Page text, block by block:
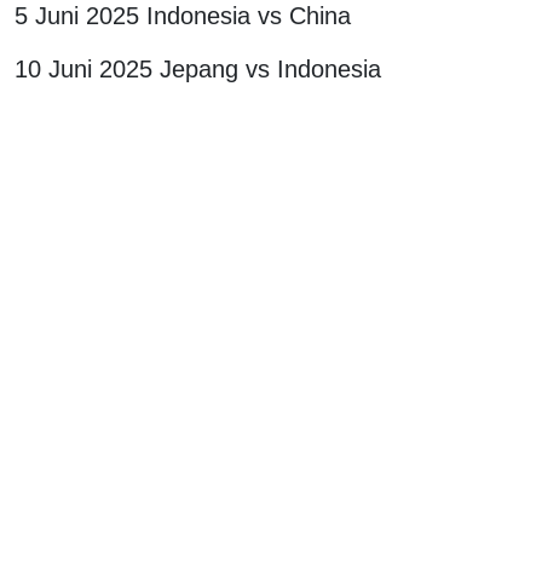
5 Juni 2025 Indonesia vs China
10 Juni 2025 Jepang vs Indonesia